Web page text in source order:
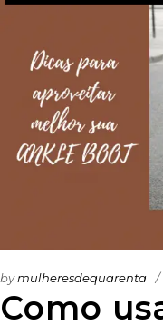
Como
bymulheresdequarenta